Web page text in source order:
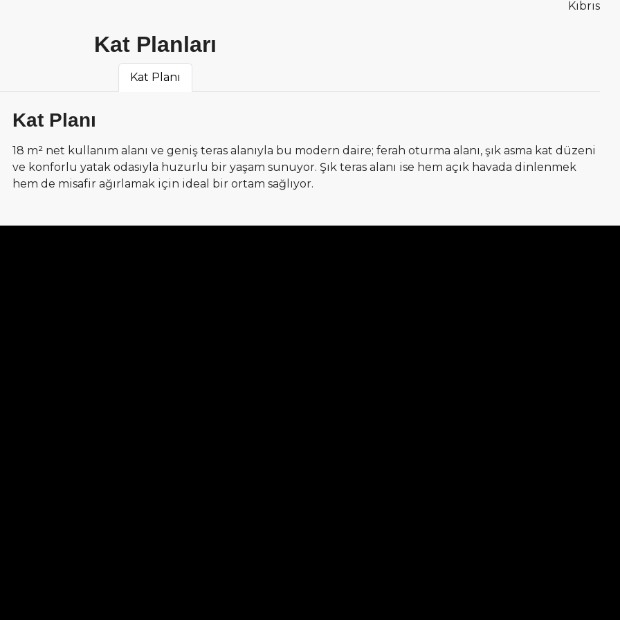
Kıbrıs
Kat Planları
Kat Planı
Kat Planı
18 m² net kullanım alanı ve geniş teras alanıyla bu modern daire; ferah oturma alanı, şık asma kat düzeni
ve konforlu yatak odasıyla huzurlu bir yaşam sunuyor. Şık teras alanı ise hem açık havada dinlenmek
hem de misafir ağırlamak için ideal bir ortam sağlıyor.